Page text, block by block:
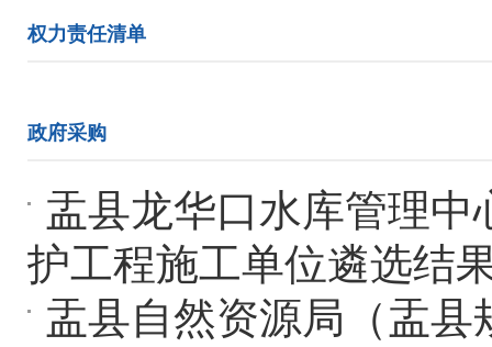
权力责任清单
政府采购
盂县龙华口水库管理中
护工程施工单位遴选结
盂县自然资源局（盂